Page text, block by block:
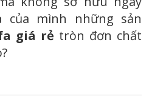
của mình những sản
giá rẻ tròn đơn chất